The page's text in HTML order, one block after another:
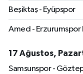
Beşiktaş - Eyüpspor
Amed - Erzurumspor
17 Ağustos,
Samsunspor -